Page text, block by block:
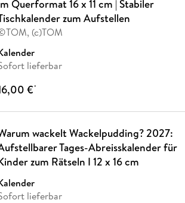
Querformat 16 x 11 cm | Stabiler
zum Aufstellen
(c)TOM
lieferbar
€*
wackelt Wackelpudding? 2027:
Tages-Abreisskalender für
zum Rätseln I 12 x 16 cm
lieferbar